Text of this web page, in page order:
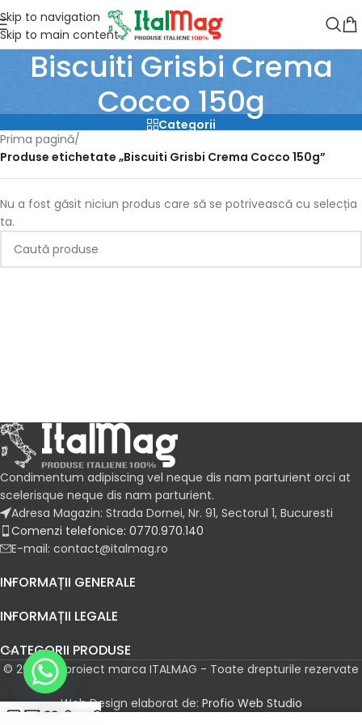
Skip to navigation
Skip to main content
Biscuiti Grisbi Crema
Cocco 150g
Categorii
Prima pagină/
Produse etichetate „Biscuiti Grisbi Crema Cocco 150g”
Nu a fost găsit niciun produs care să se potrivească cu selecția
ta.
Condimentum adipiscing vel neque dis nam parturient orci at
scelerisque neque dis nam parturient.
Adresa Magazin: Strada Dornei, Nr. 91, Sectorul 1, Bucuresti
Comenzi telefonice: 0770.970.140
E-mail: contact@italmag.ro
INFORMAȚII GENERALE
INFORMAȚII LEGALE
CATEGORII PRODUSE
© 2026 Un proiect marca ITALMAG - Toate drepturile rezervate
Web Design elaborat de: Profio Web Studio